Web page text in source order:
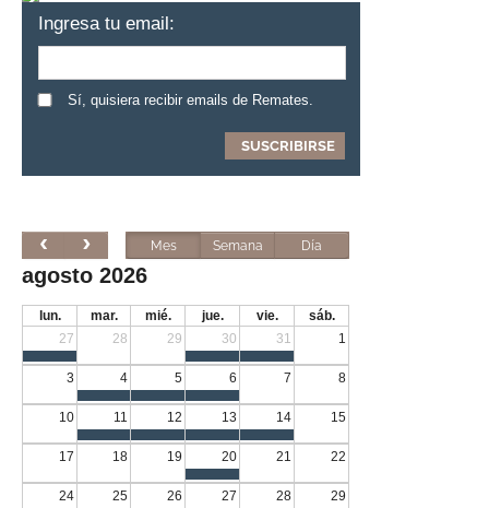
Ingresa tu email:
Sí, quisiera recibir emails de Remates.
Mes Semana Día
agosto 2026
lun. mar. mié. jue. vie.
sáb.
27
28 29 30 31 1
3 4 5 6 7 8
10 11 12 13 14 15
17 18 19 20 21 22
24 25 26 27 28 29